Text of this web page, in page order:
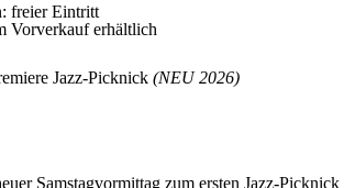
freier Eintritt
Vorverkauf erhältlich
Jazz-Picknick (NEU 2026)
Samstagvormittag zum ersten Jazz-Picknick